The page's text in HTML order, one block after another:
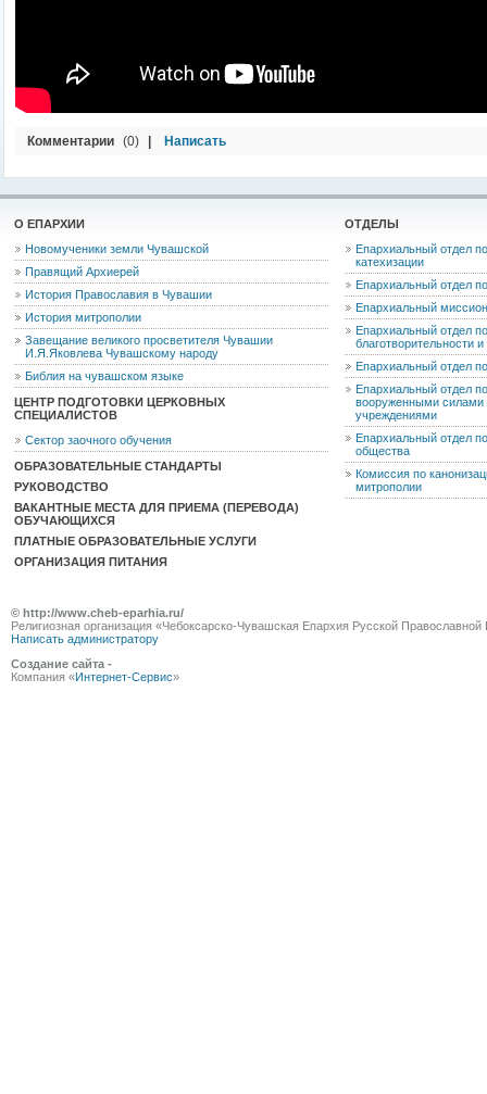
Комментарии (0) Написать
О ЕПАРХИИ
Новомученики земли Чувашской
Правящий Архиерей
История Православия в Чувашии
История митрополии
Завещание великого просветителя Чувашии
И.Я.Яковлева Чувашскому народу
Библия на чувашском языке
ЦЕНТР ПОДГОТОВКИ ЦЕРКОВНЫХ
СПЕЦИАЛИСТОВ
Сектор заочного обучения
ОБРАЗОВАТЕЛЬНЫЕ СТАНДАРТЫ
РУКОВОДСТВО
ВАКАНТНЫЕ МЕСТА ДЛЯ ПРИЕМА (ПЕРЕВОДА)
ОБУЧАЮЩИХСЯ
ПЛАТНЫЕ ОБРАЗОВАТЕЛЬНЫЕ УСЛУГИ
ОРГАНИЗАЦИЯ ПИТАНИЯ
ОТДЕЛЫ
Епархиальный отдел
катехизации
Епархиальный отдел
Епархиальный
Епархиальный отдел
благотворительности
Епархиальный отдел
Епархиальный отдел
вооруженными силами
учреждениями
Епархиальный отдел
общества
Комиссия по
митрополии
© http://www.cheb-eparhia.ru/
Религиозная организация «Чебоксарско-Чувашская Епархия Русской
Написать администратору
Создание сайта -
Компания «Интернет-Сервис»